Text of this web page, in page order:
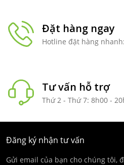
Đặt hàng ngay
Hotline đặt hàng
Tư vấn hỗ trợ
Thứ 2 - Thứ 7: 8h00 -
Đăng ký nhận tư vấn
Gửi email của bạn cho chúng tôi,